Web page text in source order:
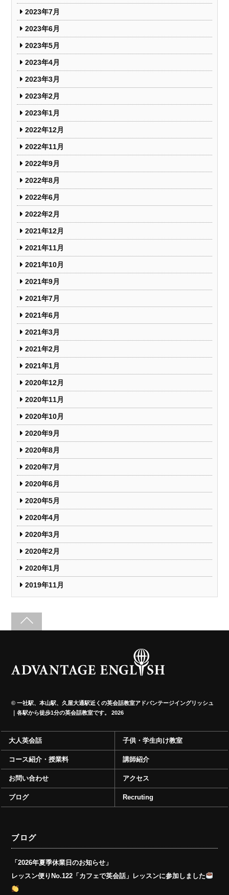
2023年7月
2023年6月
2023年5月
2023年4月
2023年3月
2023年2月
2023年1月
2022年12月
2022年11月
2022年9月
2022年8月
2022年6月
2022年2月
2021年12月
2021年11月
2021年10月
2021年9月
2021年7月
2021年6月
2021年3月
2021年2月
2021年1月
2020年12月
2020年11月
2020年10月
2020年9月
2020年8月
2020年7月
2020年6月
2020年5月
2020年4月
2020年3月
2020年2月
2020年1月
2019年11月
©一社駅、本山駅、久屋大通駅近くの英会話教室アドバンテージイングリッシュ
｜各駅から徒歩1分の英会話教室です。
2026
大人英会話 子供・学生向け教室
コース紹介・授業料 講師紹介
お問い合わせ アクセス
ブログ Recruting
ブログ
「2026年夏季休業日のお知らせ」
レッスン便りNo.122「カフェで英会話」レッスンに参加しました